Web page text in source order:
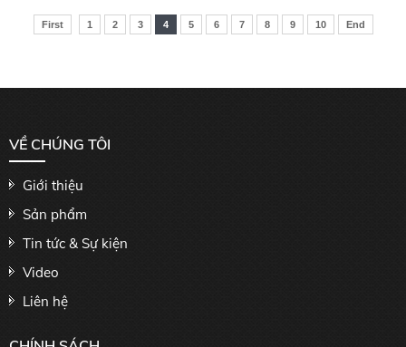
First 1 2 3 4 5 6 7 8 9 10 End
VỀ CHÚNG TÔI
Giới thiệu
Sản phẩm
Tin tức & Sự kiện
Video
Liên hệ